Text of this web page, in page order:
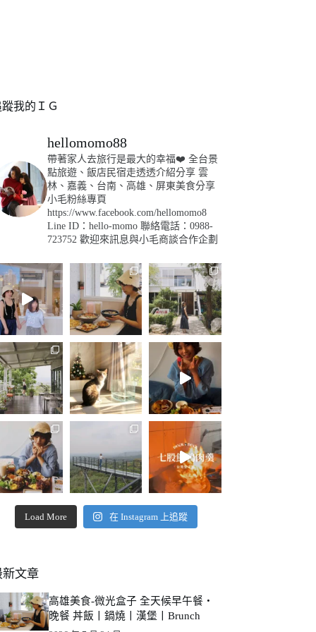
我的ＩＧ
hellomomo88
帶著家人去旅行是最大的幸福❤️ 全台景
點旅遊、飯店民宿走透透介紹分享 雲
林、嘉義、台南、高雄、屏東美食分享
小毛粉絲專頁
https://www.facebook.com/hellomomo8
Line ID：hello-momo聯絡電話：0988-
723752歡迎來訊息與小毛商談合作企劃
Load More 在 Instagram 上追蹤
新文章
高雄美食-微光盒子 全天候早午餐・
晚餐 丼飯丨鍋燒丨漢堡丨Brunch